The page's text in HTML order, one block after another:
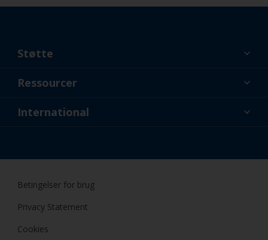
Støtte
Lidt om os
Ressourcer
Nyheder
International
Betingelser for brug
Privacy Statement
Cookies